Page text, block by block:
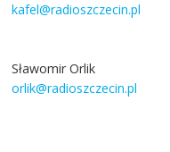
kafel@radioszczecin.pl
Sławomir Orlik
orlik@radioszczecin.pl